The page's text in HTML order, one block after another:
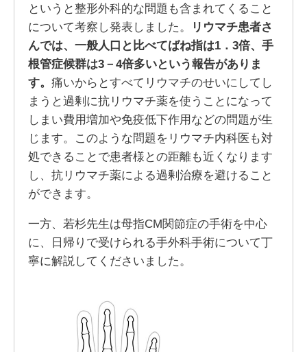
というと整形外科的な問題も含まれてくること
について考察し発表しました。
リウマチ患者さ
んでは、一般人口と比べてばね指は1．3倍、手
根管症候群は3－4倍多いという報告がありま
す。 痛いからとすべてリウマチのせいにしてし
まうと過剰に抗リウマチ薬を使うことになって
しまい費用増加や免疫低下作用などの問題が生
じます。このような問題をリウマチ内科医も対
処できることで患者様との距離も近くなります
し、抗リウマチ薬による過剰治療を避けること
ができます。
一方、若杉先生は母指CM関節症の手術を中心
に、日帰りで受けられる手外科手術について丁
寧に解説してくださいました。